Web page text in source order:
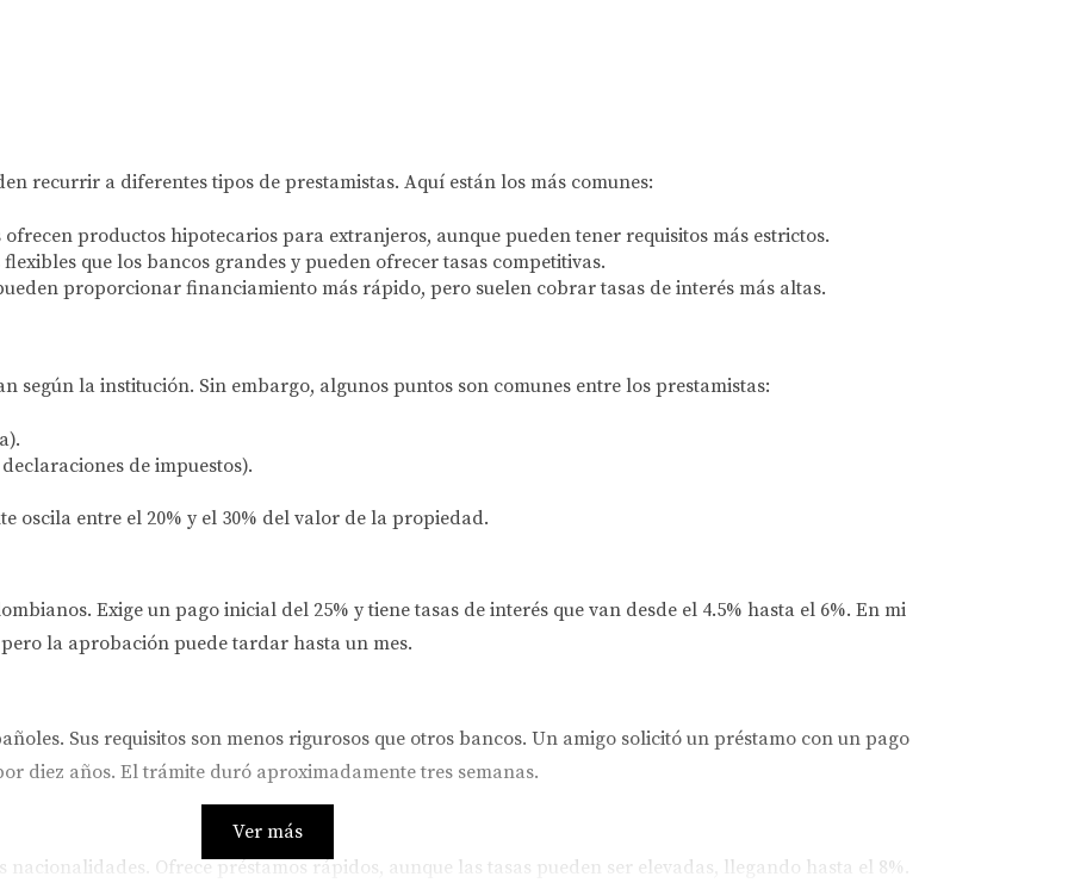
recurrir a diferentes tipos de prestamistas. Aquí están los más comunes:
ofrecen productos hipotecarios para extranjeros, aunque pueden tener requisitos más estrictos.
que los bancos grandes y pueden ofrecer tasas competitivas.
proporcionar financiamiento más rápido, pero suelen cobrar tasas de interés más altas.
según la institución. Sin embargo, algunos puntos son comunes entre los prestamistas:
de impuestos).
oscila entre el 20% y el 30% del valor de la propiedad.
Exige un pago inicial del 25% y tiene tasas de interés que van desde el 4.5% hasta el 6%. En mi
la aprobación puede tardar hasta un mes.
Sus requisitos son menos rigurosos que otros bancos. Un amigo solicitó un préstamo con un pago
diez años. El trámite duró aproximadamente tres semanas.
Ofrece préstamos rápidos, aunque las tasas pueden ser elevadas, llegando hasta el 8%.
Ver más